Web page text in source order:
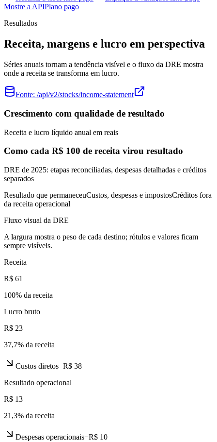
Mostre a APIPlano pago
Resultados
Receita, margens e lucro em perspectiva
Séries anuais tornam a tendência visível e o fluxo da DRE mostra
onde a receita se transforma em lucro.
Fonte: /api/v2/stocks/income-statement
Crescimento com qualidade de resultado
Receita e lucro líquido anual em reais
Como cada R$ 100 de receita virou resultado
DRE de 2025: etapas reconciliadas, despesas detalhadas e créditos
separados
Resultado que permaneceuCustos, despesas e impostosCréditos fora
da receita operacional
Fluxo visual da DRE
A largura mostra o peso de cada destino; rótulos e valores ficam
sempre visíveis.
Receita
R$ 61
100% da receita
Lucro bruto
R$ 23
37,7% da receita
Custos diretos−R$ 38
Resultado operacional
R$ 13
21,3% da receita
Despesas operacionais−R$ 10